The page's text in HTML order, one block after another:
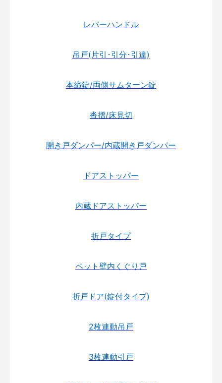
レバーハンドル
吊戸(片引･引分･引違)
本締錠/両側サムターン錠
沓摺/床見切
開き戸ダンパー/内蔵開き戸ダンパー
ドアストッパー
内蔵ドアストッパー
折戸タイプ
ペット壁内くぐり戸
折戸ドア(錠付タイプ)
2枚連動吊戸
3枚連動引戸